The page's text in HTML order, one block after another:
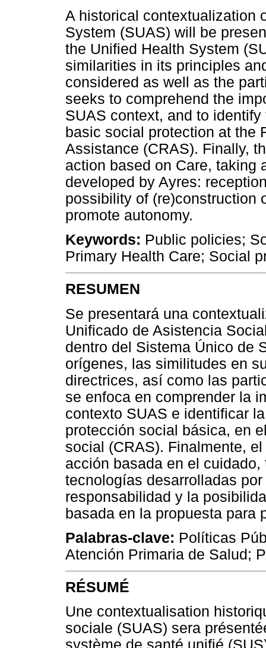
A historical contextualization
System (SUAS) will be
the Unified Health System
similarities in its principles
considered as well as the
seeks to comprehend the
SUAS context, and to
basic social protection at the
Assistance (CRAS). Finally,
action based on Care, taking
developed by Ayres:
possibility of (re)construction
promote autonomy.
Keywords: Public policies;
Primary Health Care; Social
RESUMEN
Se presentará una
Unificado de Asistencia
dentro del Sistema Único de
orígenes, las similitudes en
directrices, así como las
se enfoca en comprender la
contexto SUAS e identificar
protección social básica, en
social (CRAS). Finalmente,
acción basada en el
tecnologías desarrolladas
responsabilidad y la
basada en la propuesta para
Palabras-clave: Políticas
Atención Primaria de Salud;
RÉSUMÉ
Une contextualisation
sociale (SUAS) sera